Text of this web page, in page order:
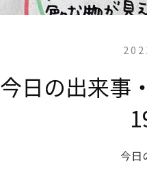
今日の出来事
今日